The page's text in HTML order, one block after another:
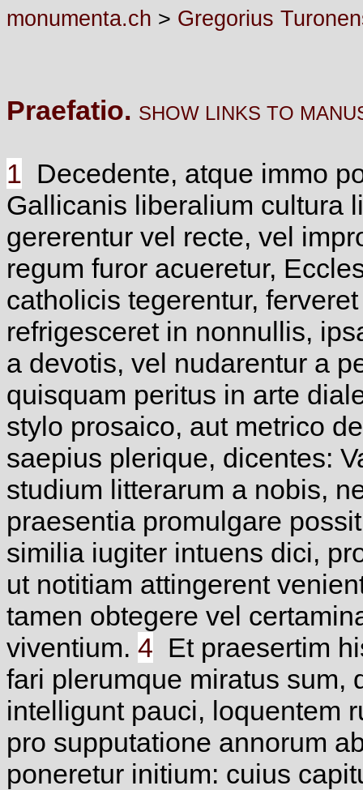
monumenta.ch > Gregorius
Praefatio. SHOW LINKS TO
1 Decedente, atque immo
Gallicanis liberalium cultura
gererentur vel recte, vel
regum furor acueretur,
catholicis tegerentur,
refrigesceret in nonnullis,
a devotis, vel nudarentur a
quisquam peritus in arte
stylo prosaico, aut metrico
saepius plerique, dicentes:
studium litterarum a nobis,
praesentia promulgare
similia iugiter intuens dici,
ut notitiam attingerent
tamen obtegere vel
viventium. 4 Et praesertim
fari plerumque miratus sum,
intelligunt pauci, loquentem
pro supputatione annorum
poneretur initium: cuius